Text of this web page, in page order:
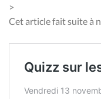
>
Cet article fait suite à